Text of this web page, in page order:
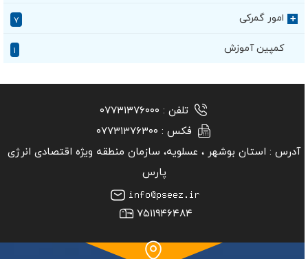
+ امور گمرکی ۷
کمپین آموزش
تلفن : ۰۷۷۳۱۳۷۶۰۰۰
فکس : ۰۷۷۳۱۳۷۶۳۰۰
آدرس : استان بوشهر ‏، عسلویه، سازمان منطقه ویژه اقتصادی انرژی
پارس
۷۵۱۱۹۴۶۴۸۴